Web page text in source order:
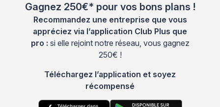
Gagnez 250€* pour vos bons plans !
Recommandez une entreprise que vous
appréciez via l’application Club Plus que
pro : si elle rejoint notre réseau, vous gagnez
250€ !
Téléchargez l’application et soyez
récompensé